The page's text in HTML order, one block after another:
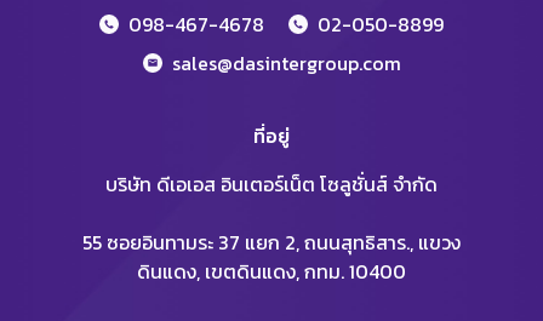
098-467-4678
02-050-8899
sales@dasintergroup.com
ที่อยู่
บริษัท ดีเอเอส อินเตอร์เน็ต โซลูชั่นส์ จำกัด
55 ซอยอินทามระ 37 แยก 2, ถนนสุทธิสาร., แขวง
ดินแดง, เขตดินแดง, กทม. 10400